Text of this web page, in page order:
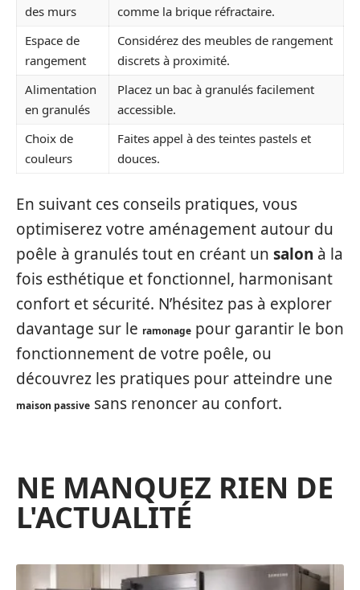
des murs
comme la brique réfractaire.
Espace de
rangement
Considérez des meubles de rangement
discrets à proximité.
Alimentation
en granulés
Placez un bac à granulés facilement
accessible.
Choix de
couleurs
Faites appel à des teintes pastels et
douces.
En suivant ces conseils pratiques, vous
optimiserez votre aménagement autour du
poêle à granulés tout en créant un salon à la
fois esthétique et fonctionnel, harmonisant
confort et sécurité. N’hésitez pas à explorer
davantage sur le ramonage pour garantir le bon
fonctionnement de votre poêle, ou
découvrez les pratiques pour atteindre une
maison passive sans renoncer au confort.
NE MANQUEZ RIEN DE
L'ACTUALITÉ